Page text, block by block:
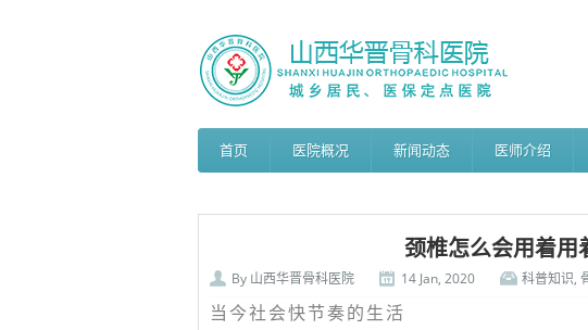
首页 医院概况 新闻动态 医师介绍
颈椎怎么会用着用
By 山西华晋骨科医院 14 Jan, 2020 科普知识,
当今社会快节奏的生活